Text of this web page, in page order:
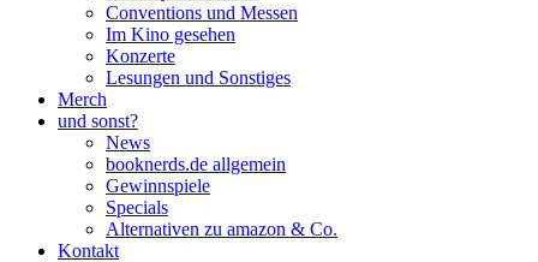
Conventions und Messen
Im Kino gesehen
Konzerte
Lesungen und Sonstiges
Merch
und sonst?
News
booknerds.de allgemein
Gewinnspiele
Specials
Alternativen zu amazon & Co.
Kontakt